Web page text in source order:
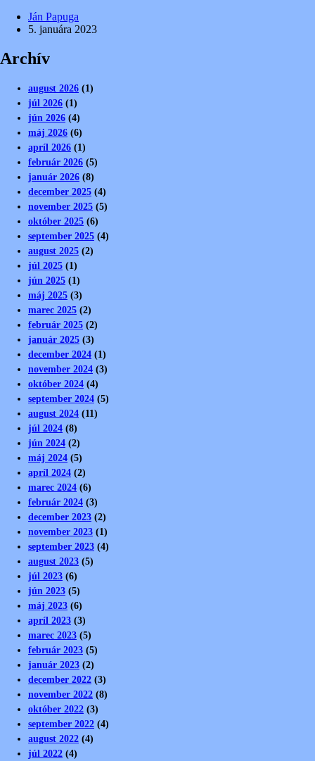
Ján Papuga
5. januára 2023
Archív
august 2026 (1)
júl 2026 (1)
jún 2026 (4)
máj 2026 (6)
apríl 2026 (1)
február 2026 (5)
január 2026 (8)
december 2025 (4)
november 2025 (5)
október 2025 (6)
september 2025 (4)
august 2025 (2)
júl 2025 (1)
jún 2025 (1)
máj 2025 (3)
marec 2025 (2)
február 2025 (2)
január 2025 (3)
december 2024 (1)
november 2024 (3)
október 2024 (4)
september 2024 (5)
august 2024 (11)
júl 2024 (8)
jún 2024 (2)
máj 2024 (5)
apríl 2024 (2)
marec 2024 (6)
február 2024 (3)
december 2023 (2)
november 2023 (1)
september 2023 (4)
august 2023 (5)
júl 2023 (6)
jún 2023 (5)
máj 2023 (6)
apríl 2023 (3)
marec 2023 (5)
február 2023 (5)
január 2023 (2)
december 2022 (3)
november 2022 (8)
október 2022 (3)
september 2022 (4)
august 2022 (4)
júl 2022 (4)